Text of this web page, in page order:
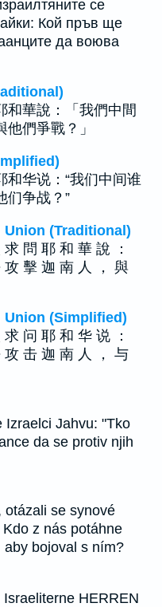
се
Кой пръв ще
да воюва
和華說：「我們中間
們爭戰？」
华说：“我们中间谁
们争战？”
Union (Traditional)
問 耶 和 華 說 ：
擊 迦 南 人 ， 與
Union (Simplified)
问 耶 和 华 说 ：
击 迦 南 人 ， 与
Izraelci Jahvu: "Tko
da se protiv njih
otázali se synové
z nás potáhne
aby bojoval s ním?
HERREN